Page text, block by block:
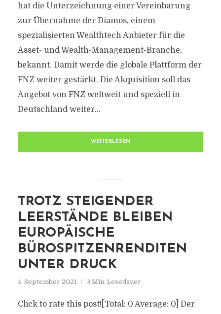
hat die Unterzeichnung einer Vereinbarung
zur Übernahme der Diamos, einem
spezialisierten Wealthtech Anbieter für die
Asset- und Wealth-Management-Branche,
bekannt. Damit werde die globale Plattform der
FNZ weiter gestärkt. Die Akquisition soll das
Angebot von FNZ weltweit und speziell in
Deutschland weiter...
WEITERLESEN
TROTZ STEIGENDER
LEERSTÄNDE BLEIBEN
EUROPÄISCHE
BÜROSPITZENRENDITEN
UNTER DRUCK
4. September 2021 3 Min. Lesedauer
Click to rate this post![Total: 0 Average: 0] Der